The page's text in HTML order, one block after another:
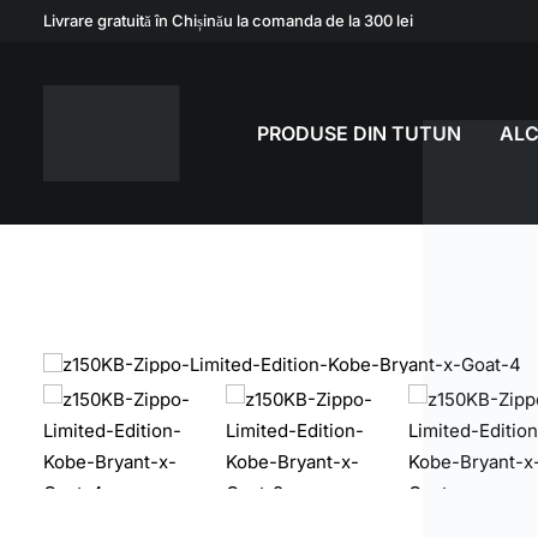
Livrare gratuită în Chișinău la comanda de la 300 lei
PRODUSE DIN TUTUN